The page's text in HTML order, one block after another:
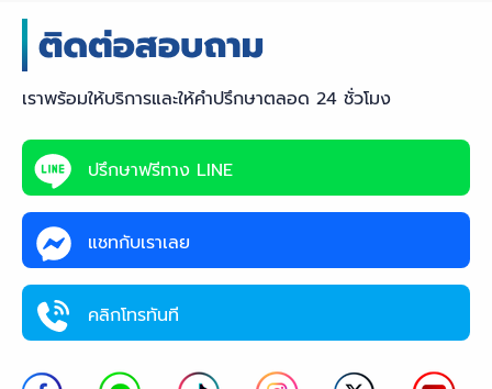
เราพร้อมให้บริการและให้คำปรึกษาตลอด 24 ชั่วโมง
ปรึกษาฟรีทาง LINE
แชทกับเราเลย
คลิกโทรทันที